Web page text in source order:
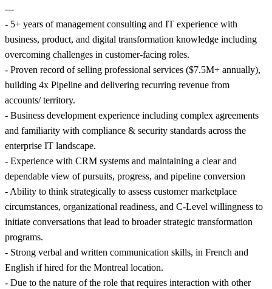
---
- 5+ years of management consulting and IT experience with
business, product, and digital transformation knowledge including
overcoming challenges in customer-facing roles.
- Proven record of selling professional services ($7.5M+ annually),
building 4x Pipeline and delivering recurring revenue from
accounts/ territory.
- Business development experience including complex agreements
and familiarity with compliance & security standards across the
enterprise IT landscape.
- Experience with CRM systems and maintaining a clear and
dependable view of pursuits, progress, and pipeline conversion
- Ability to think strategically to assess customer marketplace
circumstances, organizational readiness, and C-Level willingness to
initiate conversations that lead to broader strategic transformation
programs.
- Strong verbal and written communication skills, in French and
English if hired for the Montreal location.
- Due to the nature of the role that requires interaction with other